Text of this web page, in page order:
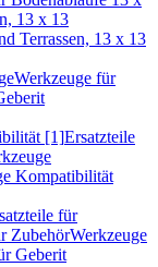
13 x 13
Terrassen, 13 x 13
Werkzeuge für
[1]Ersatzteile
Kompatibilität
für
ZubehörWerkzeuge
Geberit